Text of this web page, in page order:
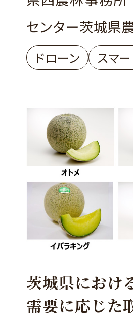
の確立に向け
センター茨城県
ドローン スマ
茨城県におけ
需要に応じた